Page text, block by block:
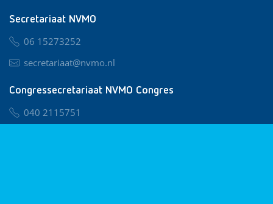
Secretariaat NVMO
06 15273252
secretariaat@nvmo.nl
Congressecretariaat NVMO Congres
040 2115751